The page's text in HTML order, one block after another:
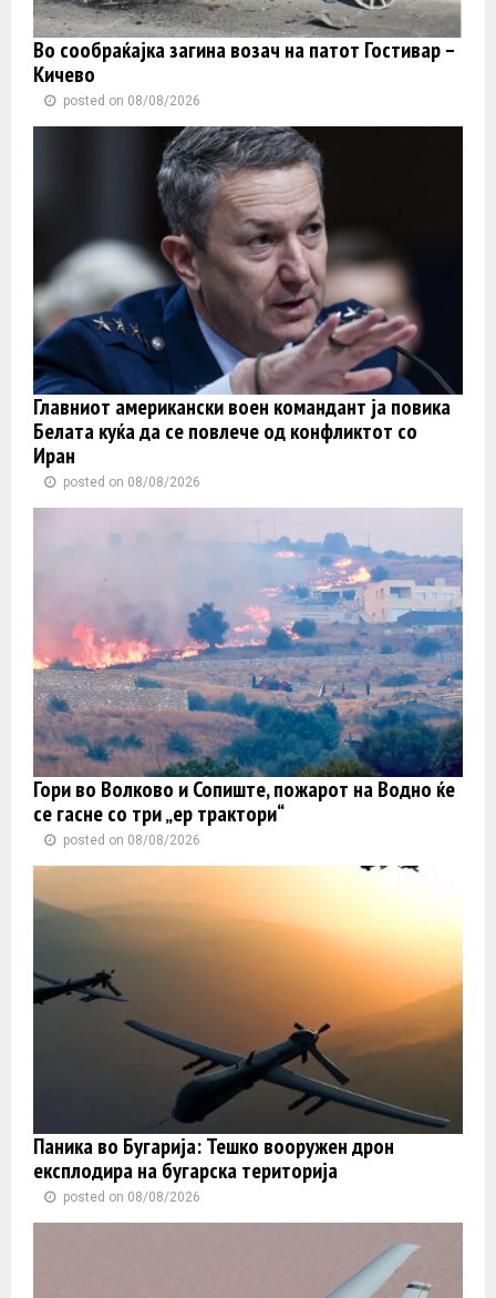
Во сообраќајка загина возач на патот Гостивар –
Кичево
posted on 08/08/2026
Главниот американски воен командант ја повика
Белата куќа да се повлече од конфликтот со
Иран
posted on 08/08/2026
Гори во Волково и Сопиште, пожарот на Водно ќе
се гасне со три „ер трактори“
posted on 08/08/2026
Паника во Бугарија: Тешко вооружен дрон
експлодира на бугарска територија
posted on 08/08/2026